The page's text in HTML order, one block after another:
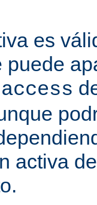
es
puede
activa